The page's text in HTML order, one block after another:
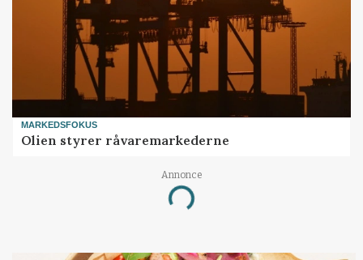
MARKEDSFOKUS
Olien styrer råvaremarkederne
Annonce
Loading...